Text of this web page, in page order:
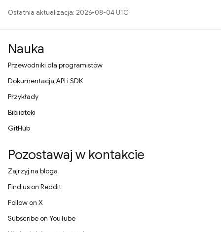
Ostatnia aktualizacja: 2026-08-04 UTC.
Nauka
Przewodniki dla programistów
Dokumentacja API i SDK
Przykłady
Biblioteki
GitHub
Pozostawaj w kontakcie
Zajrzyj na bloga
Find us on Reddit
Follow on X
Subscribe on YouTube